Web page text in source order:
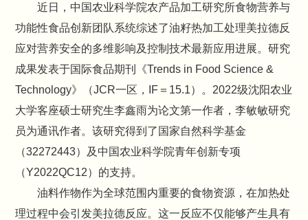
近日，中国农业科学院农产品加工研究所食物营养与
功能性食品创新团队系统综述了油籽热加工处理美拉德反
应对营养安全的多维影响及控制技术最新应用进展。研究
成果发表于国际食品期刊《Trends in Food Science &
Technology》（JCR一区，IF＝15.1）。2022级沈阳农业
大学客座硕士研究生李鑫雨为论文第一作者，李敏敏研究
员为通讯作者。该研究得到了国家自然科学基金
（32272443）及中国农业科学院青年创新专项
（Y2022QC12）的支持。
油料作物作为全球范围内重要的食物资源，在加热处
理过程中会引发美拉德反应。这一反应不仅能够产生具有